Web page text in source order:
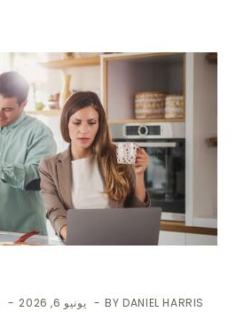
BYDANIEL HARRIS يونيو 6, 2026